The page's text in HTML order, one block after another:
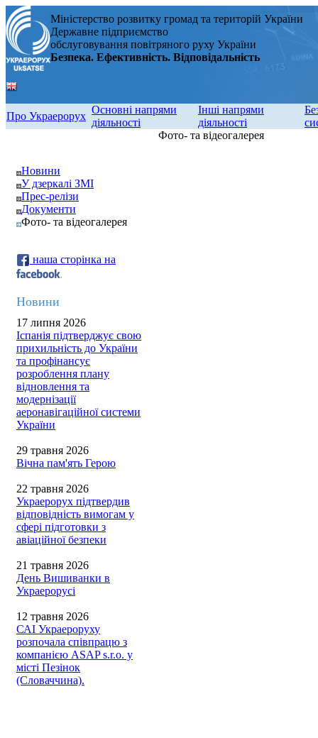
Міністерство розвитку громад та територій України
Державне підприємство
обслуговування повітряного руху України
Безпека. Ефективність. Відповідальність
Про Украерорух
Основні напрями
діяльності
Інші напрями
діяльності
Новини
У дзеркалі ЗМІ
Прес-релізи
Документи
Фото- та відеогалерея
наша сторінка на
Новини
17 липня 2026
Іспанія підтверджує свою
прихильність до України
та профінансує
розроблення плану
відновлення та
модернізації
аеронавігаційної системи
України
29 травня 2026
Вічна пам'ять Герою
22 травня 2026
Украерорух підтвердив
відповідність вимогам у
сфері підготовки з
авіаційної безпеки
21 травня 2026
День Вишиванки в
Украерорусі
12 травня 2026
САІ Украероруху
розпочала співпрацю з
компанією ASAP s.r.o. у
місті Пезінок
(Словаччина).
Фото- та відеогалерея